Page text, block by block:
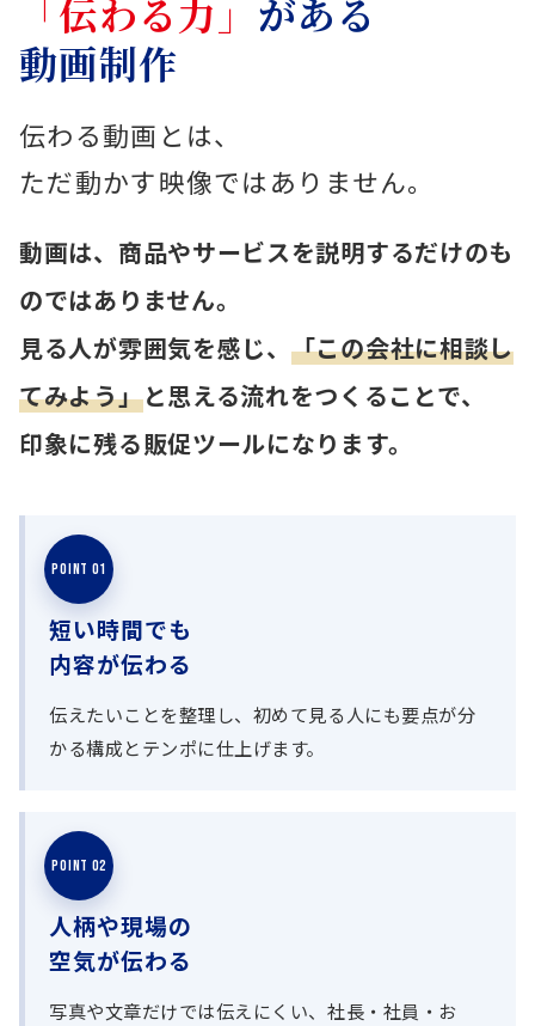
「伝わる力」 がある
動画制作
伝わる動画とは、
ただ動かす映像ではありません。
動画は、商品やサービスを説明するだけのも
のではありません。
見る人が雰囲気を感じ、 「この会社に相談し
てみよう」と思える流れをつくることで、
印象に残る販促ツールになります。
POINT 01
短い時間でも
内容が伝わる
伝えたいことを整理し、初めて見る人にも要点が分
かる構成とテンポに仕上げます。
POINT 02
人柄や現場の
空気が伝わる
写真や文章だけでは伝えにくい、社長・社員・お